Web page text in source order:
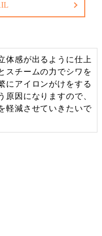
体感が出るように仕上
スチームの力でシワを
にアイロンがけをする
原因になりますので、
軽減させていきたいで